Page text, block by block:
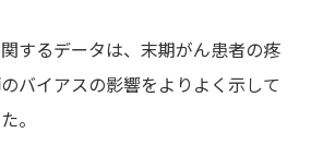
するデータは、末期がん患者の疼
バイアスの影響をよりよく示して
。